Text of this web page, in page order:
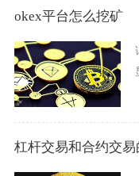
okex平台怎么挖矿
杠杆交易和合约交